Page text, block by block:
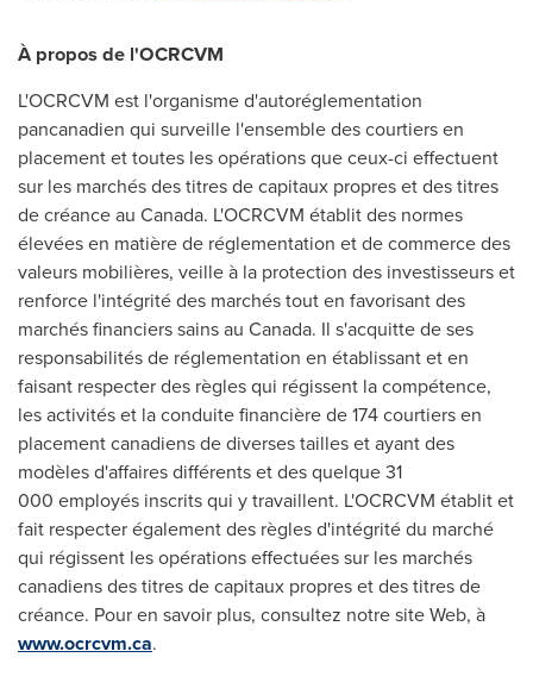
À propos de l'OCRCVM
L'OCRCVM est l'organisme d'autoréglementation
pancanadien qui surveille l'ensemble des courtiers en
placement et toutes les opérations que ceux-ci effectuent
sur les marchés des titres de capitaux propres et des titres
de créance au Canada. L'OCRCVM établit des normes
élevées en matière de réglementation et de commerce des
valeurs mobilières, veille à la protection des investisseurs et
renforce l'intégrité des marchés tout en favorisant des
marchés financiers sains au Canada. Il s'acquitte de ses
responsabilités de réglementation en établissant et en
faisant respecter des règles qui régissent la compétence,
les activités et la conduite financière de 174 courtiers en
placement canadiens de diverses tailles et ayant des
modèles d'affaires différents et des quelque 31
000 employés inscrits qui y travaillent. L'OCRCVM établit et
fait respecter également des règles d'intégrité du marché
qui régissent les opérations effectuées sur les marchés
canadiens des titres de capitaux propres et des titres de
créance. Pour en savoir plus, consultez notre site Web, à
www.ocrcvm.ca.